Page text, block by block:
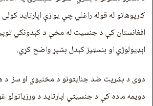
کارپوهانو له قوله راغلي چې یوازې اپارتاید
افغانستان کې د جنسیت له مخې د کېدونکي
اېډیولوژي او بنسټیز کېدل بشپړ واضح کړي.
دوی د بشريت ضد جنایتونو د مخنيوي او سزا
دویمه ماده کې د جنسيتي اپارتاید د